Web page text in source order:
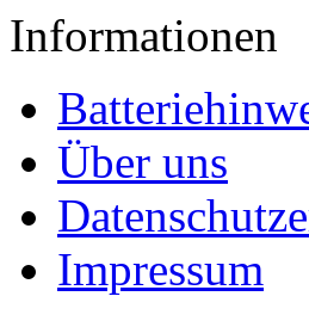
Informationen
Über uns
Impressum